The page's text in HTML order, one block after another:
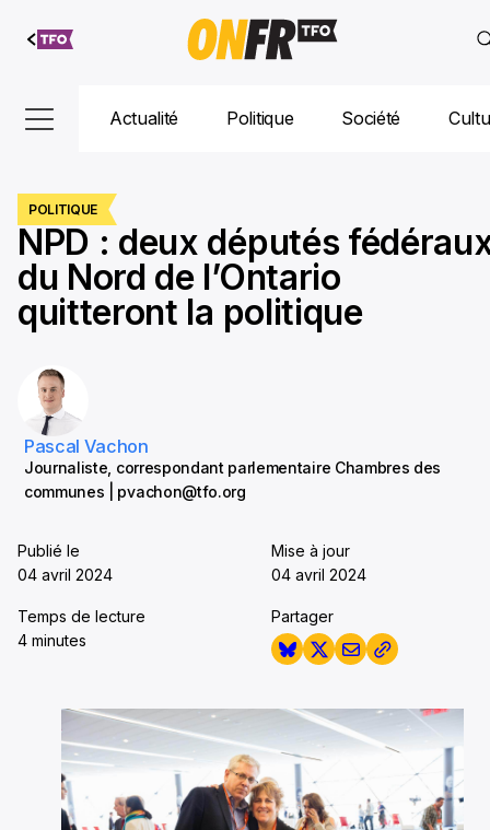
Aller au
contenu
Actualité Politique Société
POLITIQUE
NPD : deux députés
du Nord de l’Ontario
quitteront la politique
Pascal Vachon
Journaliste, correspondant parlementaire Chambres des
communes | pvachon@tfo.org
Publié le
04 avril 2024
Mise à jour
04 avril 2024
Temps de lecture
4 minutes
Partager